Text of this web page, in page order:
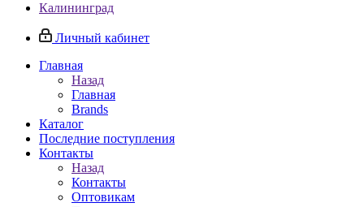
Калининград
Личный кабинет
Главная
Назад
Главная
Brands
Каталог
Последние поступления
Контакты
Назад
Контакты
Оптовикам